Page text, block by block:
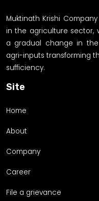
Muktinath Krishi
in the agriculture sector,
a gradual change in
agri-inputs transforming
sufficiency.
Site
Home
About
Company
Career
File a grievance